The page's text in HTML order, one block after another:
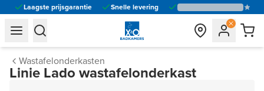
Laagste prijsgarantie Snelle levering
general.navigation.toggle_menu.label
general.navigation.toggle_menu.label
Wastafelonderkasten
Linie Lado wastafelonderkast